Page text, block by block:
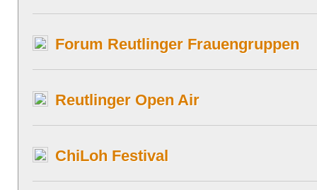
Forum Reutlinger Frauengruppen
Reutlinger Open Air
ChiLoh Festival